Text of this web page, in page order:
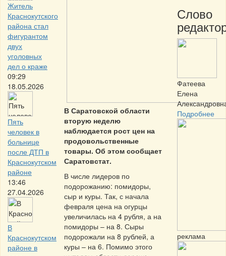
Житель
Краснокутского
района стал
фигурантом
двух
уголовных
дел о краже
09:29
18.05.2026
Пять
человек в
больнице
после ДТП в
Краснокутском
районе
13:46
27.04.2026
В
Краснокутском
районе в
В Саратовской области
вторую неделю
наблюдается рост цен на
продовольственные
товары. Об этом сообщает
Саратовстат.
В числе лидеров по
подорожанию: помидоры,
сыр и куры. Так, с начала
февраля цена на огурцы
увеличилась на 4 рубля, а на
помидоры – на 8. Сыры
подорожали на 8 рублей, а
куры – на 6. Помимо этого
Слово
Фатеева
Елена
Подробнее
реклама